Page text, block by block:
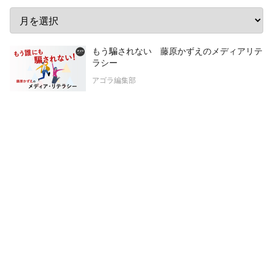
もう騙されない 藤原かずえのメディアリテ
ラシー
アゴラ編集部